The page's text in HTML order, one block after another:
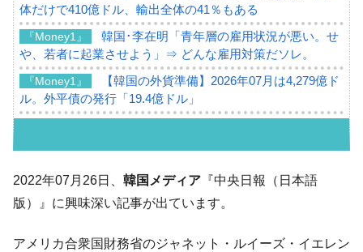
体だけで410億ドル、輸出全体の41％もある
『Money1』
韓国･李在明「青年層の雇用状況が悪い。せ
や、若者に起業させよう」⇒ どんな雇用対策だソレ。
『Money1』
【韓国の外貨準備】2026年07月は4,279億ド
ル。外平債の発行「19.4億ドル」
韓国･李在明さっそく不動産対策で浅薄な発
言。
2022年07月26日、 韓国メディア 『中央日報（日本語
版）』に興味深い記事が出ています。
アメリカ合衆国財務省のジャネット・ルイーズ・イエレン